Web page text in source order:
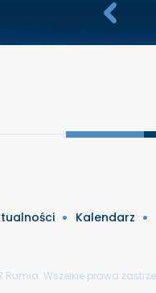
Kalendarz
Rumia. Wszelkie prawa